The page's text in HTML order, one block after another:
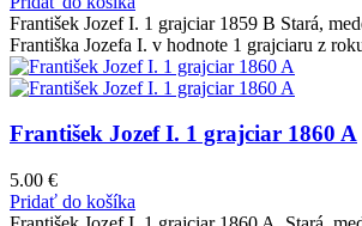
František Jozef I. 1 grajciar 1859 B Stará,
Františka Jozefa I. v hodnote 1 grajciaru z
František Jozef I. 1 grajciar 1860 A
5.00 €
Pridať do košíka